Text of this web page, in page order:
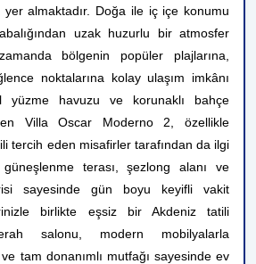
yer almaktadır. Doğa ile iç içe konumu
uzak huzurlu bir atmosfer
bölgenin popüler plajlarına,
noktalarına kolay ulaşım imkânı
yüzme havuzu ve korunaklı bahçe
Villa Oscar Moderno 2, özellikle
tercih eden misafirler tarafından da ilgi
terası, şezlong alanı ve
sayesinde gün boyu keyifli vakit
birlikte eşsiz bir Akdeniz tatili
salonu, modern mobilyalarla
tam donanımlı mutfağı sayesinde ev